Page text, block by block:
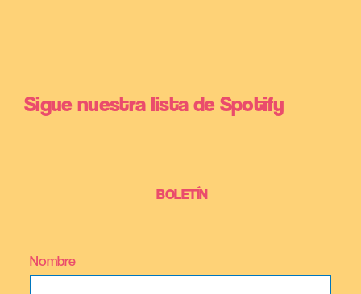
Sigue nuestra lista de Spotify
BOLETÍN
Nombre